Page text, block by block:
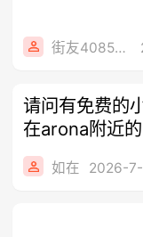
街友40858442
请问有免费的
在arona附近的
如在 2026-